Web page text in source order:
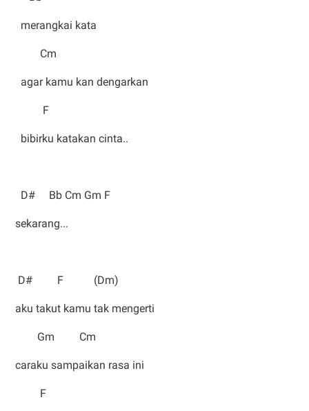
merangkai kata
Cm
agar kamu kan dengarkan
F
bibirku katakan cinta..
D# Bb Cm Gm F
sekarang...
D# F (Dm)
aku takut kamu tak mengerti
Gm Cm
caraku sampaikan rasa ini
F